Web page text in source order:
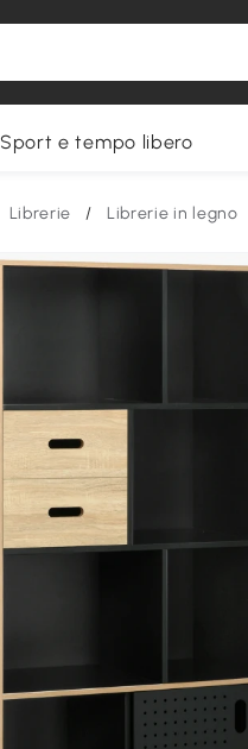
Sport e tempo libero
Librerie / Librerie in legno